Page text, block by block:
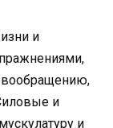
и
и
и